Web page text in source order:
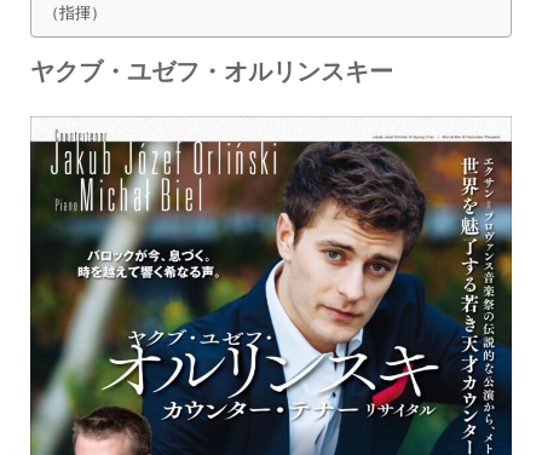
（指揮）
ヤクブ・ユゼフ・オルリンスキー